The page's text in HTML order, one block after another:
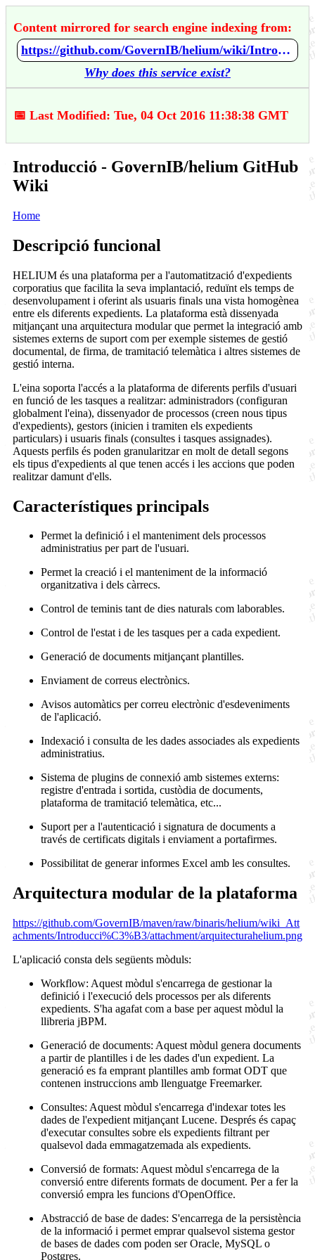
Content mirrored for search engine indexing from:
https://github.com/GovernIB/helium/wiki/Introducci%C3%B3
Why does this service exist?
📅 Last Modified: Tue, 04 Oct 2016 11:38:38 GMT
Introducció - GovernIB/helium GitHub
Wiki
Home
Descripció funcional
HELIUM és una plataforma per a l'automatització d'expedients
corporatius que facilita la seva implantació, reduïnt els temps de
desenvolupament i oferint als usuaris finals una vista homogènea
entre els diferents expedients. La plataforma està dissenyada
mitjançant una arquitectura modular que permet la integració amb
sistemes externs de suport com per exemple sistemes de gestió
documental, de firma, de tramitació telemàtica i altres sistemes de
gestió interna.
L'eina soporta l'accés a la plataforma de diferents perfils d'usuari
en funció de les tasques a realitzar: administradors (configuran
globalment l'eina), dissenyador de processos (creen nous tipus
d'expedients), gestors (inicien i tramiten els expedients
particulars) i usuaris finals (consultes i tasques assignades).
Aquests perfils és poden granularitzar en molt de detall segons
els tipus d'expedients al que tenen accés i les accions que poden
realitzar damunt d'ells.
Característiques principals
Permet la definició i el manteniment dels processos
administratius per part de l'usuari.
Permet la creació i el manteniment de la informació
organitzativa i dels càrrecs.
Control de teminis tant de dies naturals com laborables.
Control de l'estat i de les tasques per a cada expedient.
Generació de documents mitjançant plantilles.
Enviament de correus electrònics.
Avisos automàtics per correu electrònic d'esdeveniments
de l'aplicació.
Indexació i consulta de les dades associades als expedients
administratius.
Sistema de plugins de connexió amb sistemes externs:
registre d'entrada i sortida, custòdia de documents,
plataforma de tramitació telemàtica, etc...
Suport per a l'autenticació i signatura de documents a
través de certificats digitals i enviament a portafirmes.
Possibilitat de generar informes Excel amb les consultes.
Arquitectura modular de la plataforma
https://github.com/GovernIB/maven/raw/binaris/helium/wiki_Att
achments/Introducci%C3%B3/attachment/arquitecturahelium.png
L'aplicació consta dels següents mòduls:
Workflow: Aquest mòdul s'encarrega de gestionar la
definició i l'execució dels processos per als diferents
expedients. S'ha agafat com a base per aquest mòdul la
llibreria jBPM.
Generació de documents: Aquest mòdul genera documents
a partir de plantilles i de les dades d'un expedient. La
generació es fa emprant plantilles amb format ODT que
contenen instruccions amb llenguatge Freemarker.
Consultes: Aquest mòdul s'encarrega d'indexar totes les
dades de l'expedient mitjançant Lucene. Després és capaç
d'executar consultes sobre els expedients filtrant per
qualsevol dada emmagatzemada als expedients.
Conversió de formats: Aquest mòdul s'encarrega de la
conversió entre diferents formats de document. Per a fer la
conversió empra les funcions d'OpenOffice.
Abstracció de base de dades: S'encarrega de la persistència
de la informació i permet emprar qualsevol sistema gestor
de bases de dades com poden ser Oracle, MySQL o
Postgres.